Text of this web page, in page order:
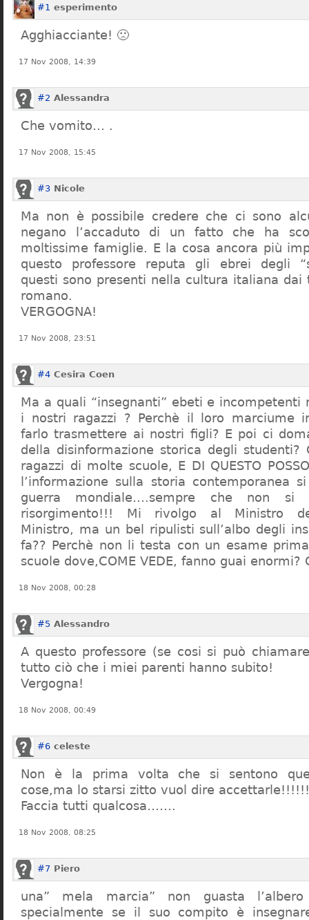
#1 esperimento
Agghiacciante! 🙁
17 Nov 2008, 14:39
#2 Alessandra
Che vomito… .
17 Nov 2008, 15:45
#3 Nicole
Ma non è possibile credere che ci sono
negano l’accaduto di un fatto che ha
moltissime famiglie. E la cosa ancora più
questo professore reputa gli ebrei degli
questi sono presenti nella cultura italiana dai
romano.
VERGOGNA!
17 Nov 2008, 23:51
#4 Cesira Coen
Ma a quali “insegnanti” ebeti e
i nostri ragazzi ? Perchè il loro marciume
farlo trasmettere ai nostri figli? E poi ci
della disinformazione storica degli
ragazzi di molte scuole, E DI QUESTO POSSO
l’informazione sulla storia contemporanea
guerra mondiale….sempre che non
risorgimento!!! Mi rivolgo al Ministro
Ministro, ma un bel ripulisti sull’albo degli
fa?? Perchè non li testa con un esame
scuole dove,COME VEDE, fanno guai enormi?
18 Nov 2008, 00:28
#5 Alessandro
A questo professore (se cosi si può
tutto ciò che i miei parenti hanno subito!
Vergogna!
18 Nov 2008, 00:49
#6 celeste
Non è la prima volta che si sentono
cose,ma lo starsi zitto vuol dire accettarle!!!!!!
Faccia tutti qualcosa…….
18 Nov 2008, 08:25
#7 Piero
una” mela marcia” non guasta
specialmente se il suo compito è